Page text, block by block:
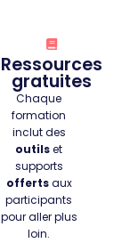
Ressources
gratuites
Chaque
formation
inclut des
outilset
supports
offertsaux
participants
pour aller plus
loin.